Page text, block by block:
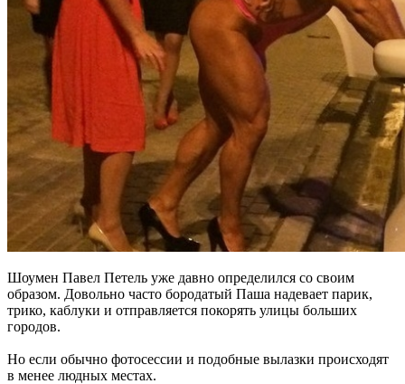
Шоумен Павел Петель уже давно определился со своим
образом. Довольно часто бородатый Паша надевает парик,
трико, каблуки и отправляется покорять улицы больших
городов.
Но если обычно фотосессии и подобные вылазки происходят
в менее людных местах.